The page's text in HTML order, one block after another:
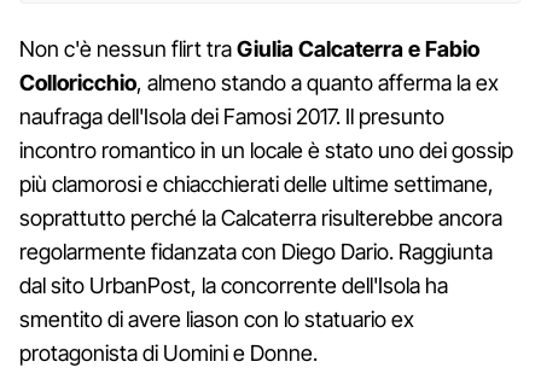
Non c'è nessun flirt traGiulia Calcaterra e Fabio
Colloricchio, almeno stando a quanto afferma la ex
naufraga dell'Isola dei Famosi 2017. Il presunto
incontro romantico in un locale è stato uno dei gossip
più clamorosi e chiacchierati delle ultime settimane,
soprattutto perché la Calcaterra risulterebbe ancora
regolarmente fidanzata con Diego Dario. Raggiunta
dal sito UrbanPost, la concorrente dell'Isola ha
smentito di avere liason con lo statuario ex
protagonista di Uomini e Donne.